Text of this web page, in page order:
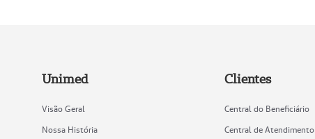
Unimed
Visão Geral
Nossa História
Clientes
Central do Beneficiário
Central de Atendimento